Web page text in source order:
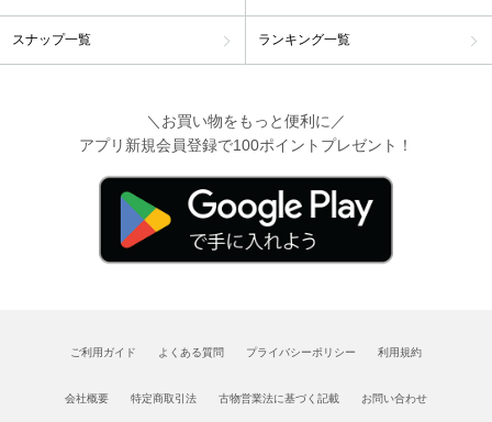
スナップ一覧 ランキング一覧
＼お買い物をもっと便利に／
アプリ新規会員登録で100ポイントプレゼント！
ご利用ガイド よくある質問 プライバシーポリシー 利用規約
会社概要 特定商取引法 古物営業法に基づく記載 お問い合わせ